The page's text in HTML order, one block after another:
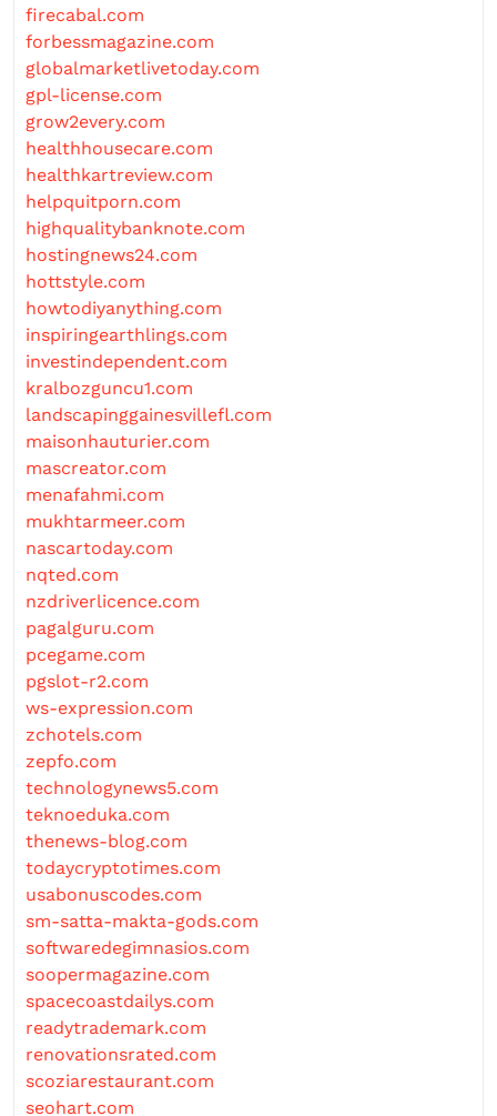
firecabal.com
forbessmagazine.com
globalmarketlivetoday.com
gpl-license.com
grow2every.com
healthhousecare.com
healthkartreview.com
helpquitporn.com
highqualitybanknote.com
hostingnews24.com
hottstyle.com
howtodiyanything.com
inspiringearthlings.com
investindependent.com
kralbozguncu1.com
landscapinggainesvillefl.com
maisonhauturier.com
mascreator.com
menafahmi.com
mukhtarmeer.com
nascartoday.com
nqted.com
nzdriverlicence.com
pagalguru.com
pcegame.com
pgslot-r2.com
ws-expression.com
zchotels.com
zepfo.com
technologynews5.com
teknoeduka.com
thenews-blog.com
todaycryptotimes.com
usabonuscodes.com
sm-satta-makta-gods.com
softwaredegimnasios.com
soopermagazine.com
spacecoastdailys.com
readytrademark.com
renovationsrated.com
scoziarestaurant.com
seohart.com